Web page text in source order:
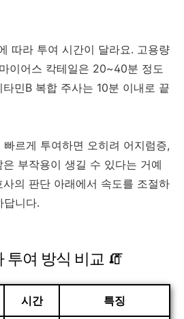
따라 투여 시간이 달라요. 고용량
이어스 칵테일은 20~40분 정도
민B 복합 주사는 10분 이내로 끝
르게 투여하면 오히려 어지럼증,
부작용이 생길 수 있다는 거예
의 판단 아래에서 속도를 조절하
답니다.
여 방식 비교 🧯
시간 특징